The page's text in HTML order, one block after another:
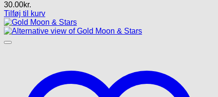
30.00kr.
Tilføj til kurv